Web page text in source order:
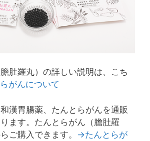
肚羅丸）の詳しい説明は、こち
がんについて
漢胃腸薬、たんとらがんを通販
ます。たんとらがん（膽肚羅
ご購入できます。 →たんとらが